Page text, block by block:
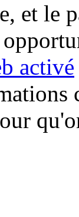
et le
activé